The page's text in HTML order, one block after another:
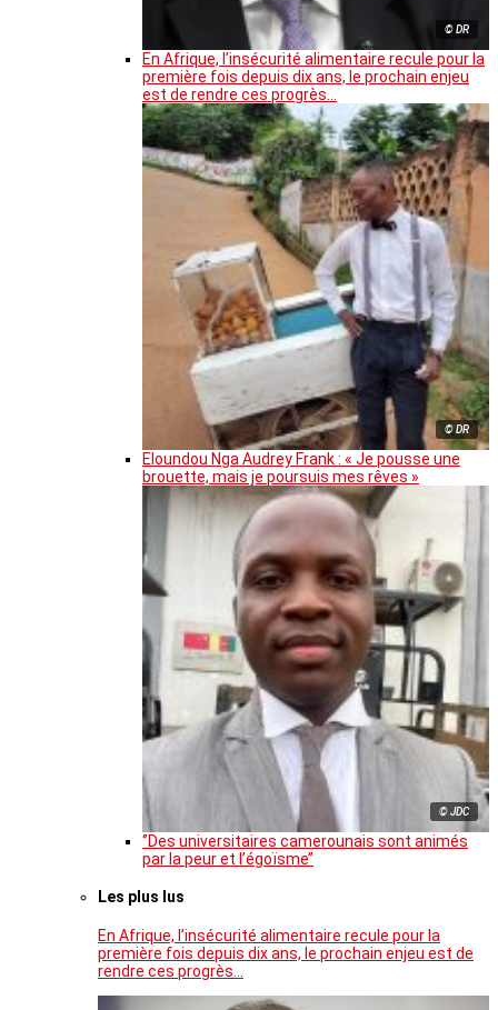
© DR
En Afrique, l’insécurité alimentaire recule pour la
première fois depuis dix ans, le prochain enjeu
est de rendre ces progrès…
© DR
Eloundou Nga Audrey Frank : « Je pousse une
brouette, mais je poursuis mes rêves »
© JDC
‘’Des universitaires camerounais sont animés
par la peur et l’égoïsme’’
Les plus lus
En Afrique, l’insécurité alimentaire recule pour la
première fois depuis dix ans, le prochain enjeu est de
rendre ces progrès…